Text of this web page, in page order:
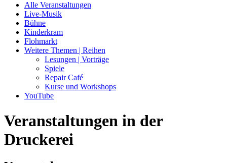
Alle Veranstaltungen
Live-Musik
Bühne
Kinderkram
Flohmarkt
Weitere Themen | Reihen
Lesungen | Vorträge
Spiele
Repair Café
Kurse und Workshops
YouTube
Veranstaltungen in der
Druckerei